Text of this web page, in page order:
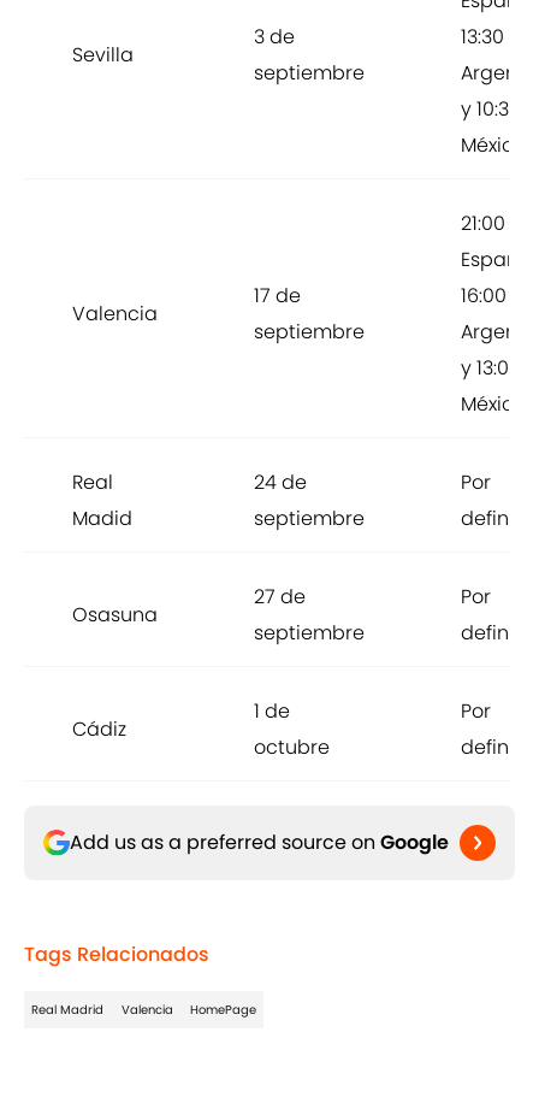
Sevilla
3 de
septiembre
13:30 en
y 10:30
México
Valencia
17 de
septiembre
21:00 en
España,
16:00 en
y 13:00
México
Real
Madid
24 de
septiembre
Por
definir
Osasuna
27 de
septiembre
Por
definir
Cádiz
1 de
octubre
Por
definir
Add us as a preferred source on Google
Tags Relacionados
Real Madrid Valencia HomePage